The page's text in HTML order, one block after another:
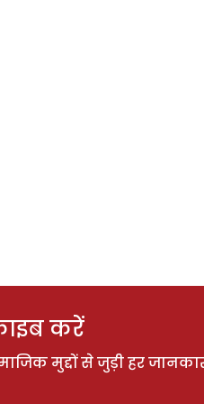
करें
मुद्दों से जुड़ी हर